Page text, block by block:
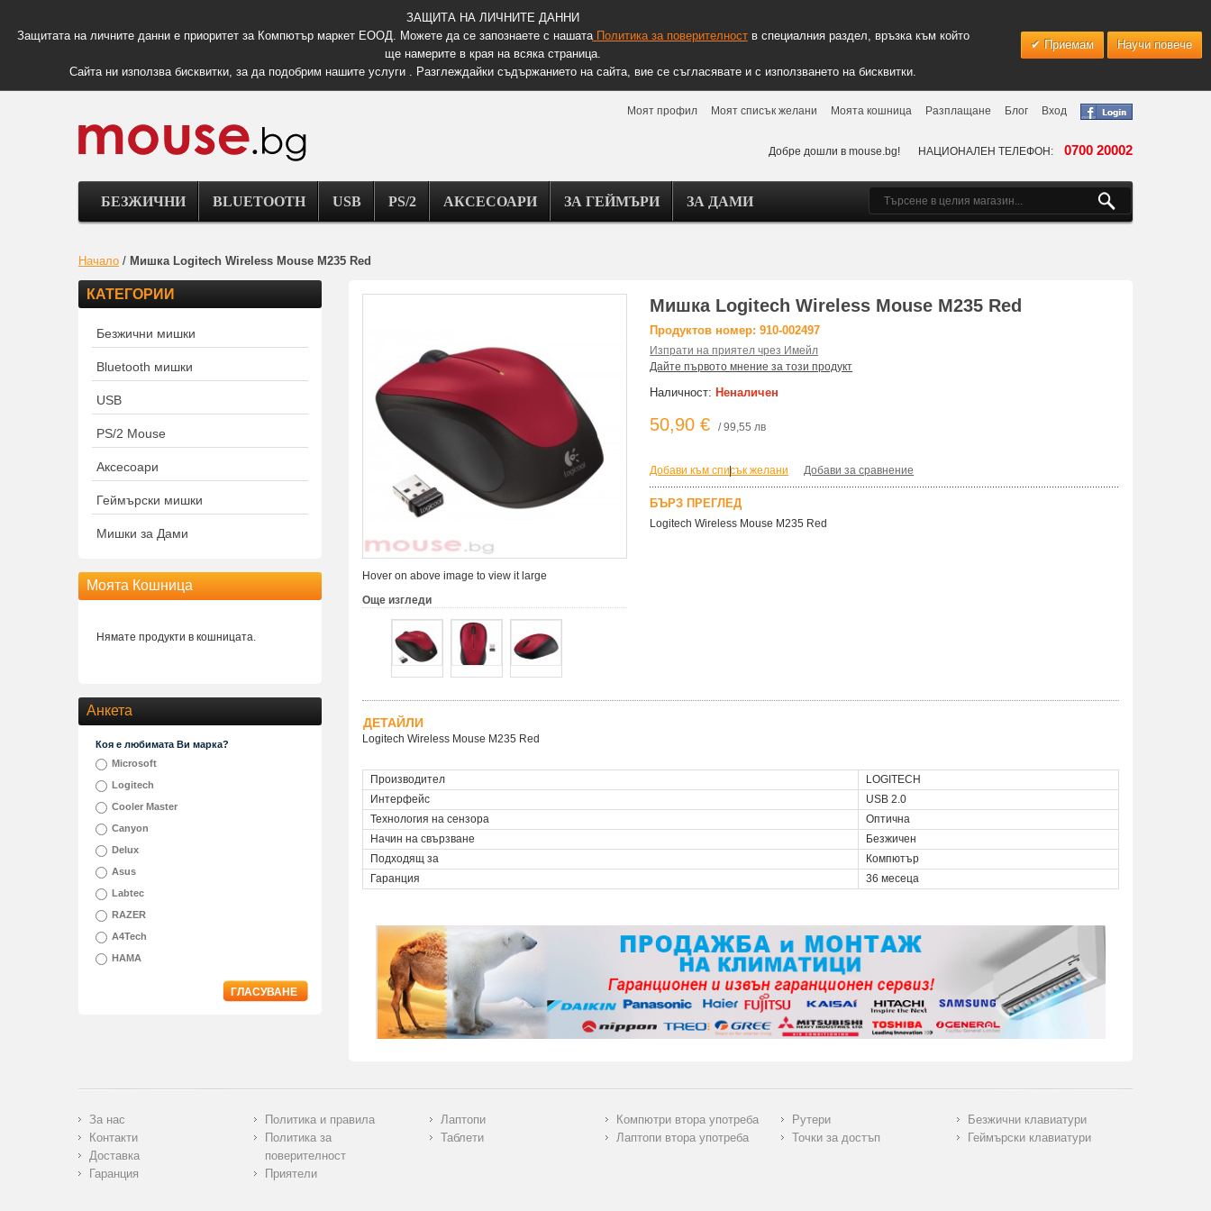
ЗАЩИТА НА ЛИЧНИТЕ ДАННИ
Защитата на личните данни е приоритет за Компютър маркет ЕООД. Можете да се запознаете с нашатаПолитика за поверителноств специалния раздел, връзка към който
ще намерите в края на всяка страница.
Сайта ни използва бисквитки, за да подобрим нашите услуги . Разглеждайки съдържанието на сайта, вие се съгласявате и с използването на бисквитки.
Приемам Научи повече
Моят профил Моят списък желани Моята кошница Разплащане Блог Вход
Добре дошли в mouse.bg! НАЦИОНАЛЕН ТЕЛЕФОН: 0700 20002
БЕЗЖИЧНИ BLUETOOTH USB PS/2 АКСЕСОАРИ ЗА ГЕЙМЪРИ ЗА ДАМИ
Начало / Мишка Logitech Wireless Mouse M235 Red
Hover on above image to view it large
Още изгледи
Мишка Logitech Wireless Mouse M235 Red
Продуктов номер: 910-002497
Изпрати на приятел чрез Имейл
Дайте първото мнение за този продукт
Наличност: Неналичен
50,90 € / 99,55 лв
Добави към списък желани
| Добави за сравнение
БЪРЗ ПРЕГЛЕД
Logitech Wireless Mouse M235 Red
ДЕТАЙЛИ
Logitech Wireless Mouse M235 Red
Производител
LOGITECH
Интерфейс
USB 2.0
Технология на сензора
Оптична
Начин на свързване
Безжичен
Подходящ за
Компютър
Гаранция
36 месеца
КАТЕГОРИИ
Безжични мишки
Bluetooth мишки
USB
PS/2 Mouse
Аксесоари
Геймърски мишки
Мишки за Дами
Моята Кошница
Нямате продукти в кошницата.
Анкета
Коя е любимата Ви марка?
Microsoft
Logitech
Cooler Master
Canyon
Delux
Asus
Labtec
RAZER
A4Tech
HAMA
ГЛАСУВАНЕ
За нас
Контакти
Доставка
Гаранция
Политика и правила
Политика за
поверителност
Приятели
Лаптопи
Таблети
Компютри втора употреба
Лаптопи втора употреба
Рутери
Точки за достъп
Безжични клавиатури
Геймърски клавиатури